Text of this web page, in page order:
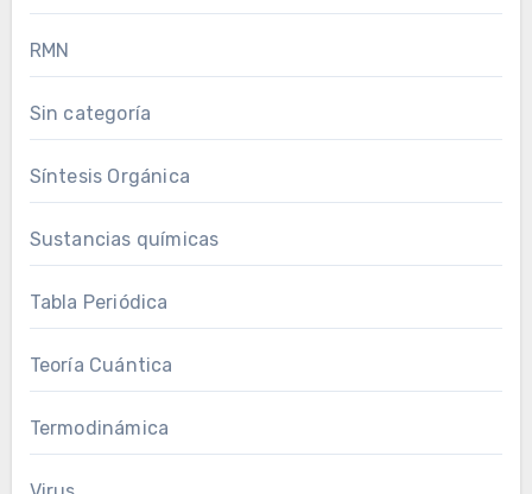
RMN
Sin categoría
Síntesis Orgánica
Sustancias químicas
Tabla Periódica
Teoría Cuántica
Termodinámica